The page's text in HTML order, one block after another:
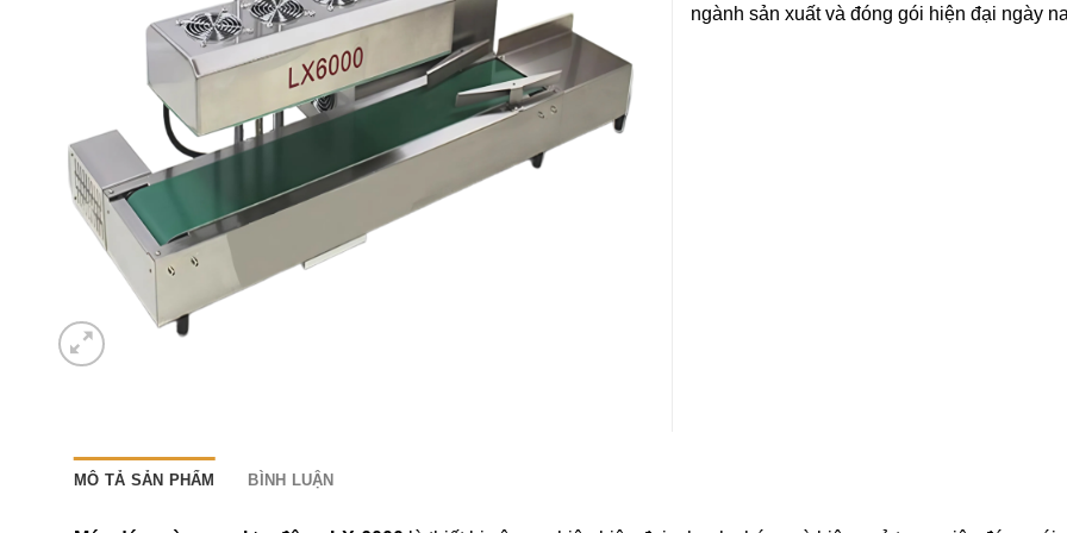
ngành sản xuất và đóng gói hiện đại ngày
MÔ TẢ SẢN PHẨM BÌNH LUẬN